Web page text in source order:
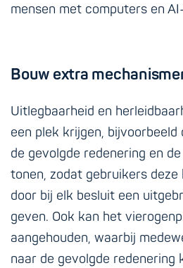
mensen met computers en
Bouw extra
Uitlegbaarheid en
een plek krijgen,
de gevolgde redenering en
tonen, zodat gebruikers
door bij elk besluit een
geven. Ook kan het
aangehouden, waarbij
naar de gevolgde redenering